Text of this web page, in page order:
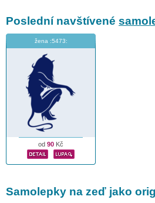
Poslední navštívené
žena :5473:
od 90 Kč
Samolepky na zeď jako